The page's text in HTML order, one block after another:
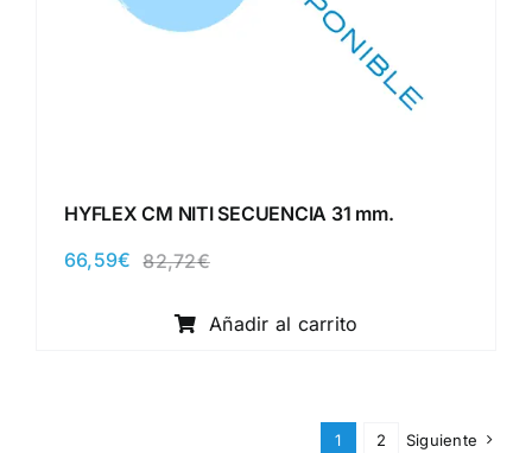
HYFLEX CM NITI SECUENCIA 31 mm.
82,72€El
original
era:
66,59€
El
actual
es:
Añadir al carrito
1 2 Siguiente